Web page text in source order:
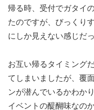
帰る時、受付でガタイ
たのですが、 びっくり
にしか見えない感じだ
お互い帰るタイミング
てしまいましたが、覆
ンが潜んでいるかわか
イベントの醍醐味なの